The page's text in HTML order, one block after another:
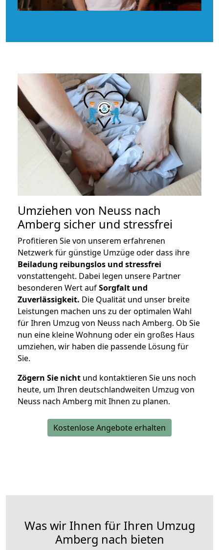
Umziehen von Neuss nach
Amberg sicher und stressfrei
Profitieren Sie von unserem erfahrenen
Netzwerk für günstige Umzüge oder dass ihre
Beiladung reibungslos und stressfrei
vonstattengeht. Dabei legen unsere Partner
besonderen Wert aufSorgfalt und
Zuverlässigkeit. Die Qualität und unser breite
Leistungen machen uns zu der optimalen Wahl
für Ihren Umzug von Neuss nach Amberg. Ob Sie
nun eine kleine Wohnung oder ein großes Haus
umziehen, wir haben die passende Lösung für
Sie.
Zögern Sie nicht und kontaktieren Sie uns noch
heute, um Ihren deutschlandweiten Umzug von
Neuss nach Amberg mit Ihnen zu planen.
Kostenlose Angebote erhalten
Was wir Ihnen für Ihren Umzug
Amberg nach bieten